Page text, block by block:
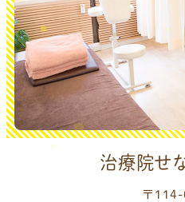
治療院せ
〒